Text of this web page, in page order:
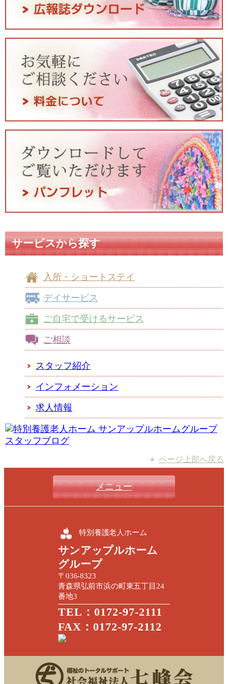
サービスから探す
入所・ショートステイ
デイサービス
ご自宅で受けるサービス
ご相談
スタッフ紹介
インフォメーション
求人情報
ページ上部へ戻る
メニュー
特別養護老人ホーム
サンアップルホーム
グループ
〒036-8323
青森県弘前市浜の町東五丁目24
番地3
TEL：0172-97-2111
FAX：0172-97-2112